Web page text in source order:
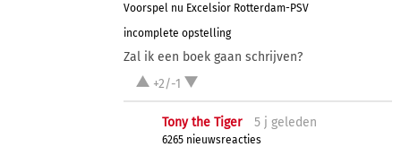
Voorspel nu Excelsior Rotterdam-PSV
incomplete opstelling
Zal ik een boek gaan schrijven?
+2/-1
Tony the Tiger 5 j geleden
6265 nieuwsreacties